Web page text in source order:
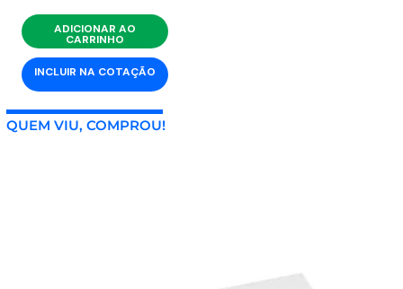
ADICIONAR AO
CARRINHO
INCLUIR NA COTAÇÃO
QUEM VIU, COMPROU!